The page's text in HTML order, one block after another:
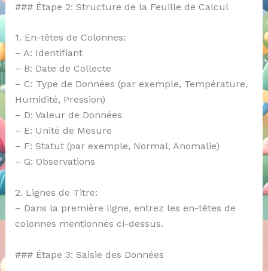
### Étape 2: Structure de la Feuille de Calcul
1. En-têtes de Colonnes:
– A: Identifiant
– B: Date de Collecte
– C: Type de Données (par exemple, Température,
Humidité, Pression)
– D: Valeur de Données
– E: Unité de Mesure
– F: Statut (par exemple, Normal, Anomalie)
– G: Observations
2. Lignes de Titre:
– Dans la première ligne, entrez les en-têtes de
colonnes mentionnés ci-dessus.
### Étape 3: Saisie des Données